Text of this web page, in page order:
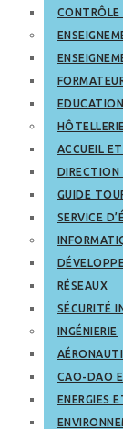
CONTRÔLE
ACCUEIL
DIRECTION
GUIDE
SERVICE
RÉSEAUX
SÉCURITÉ
INGÉNIERIE
CAO-DAO
ENERGIES